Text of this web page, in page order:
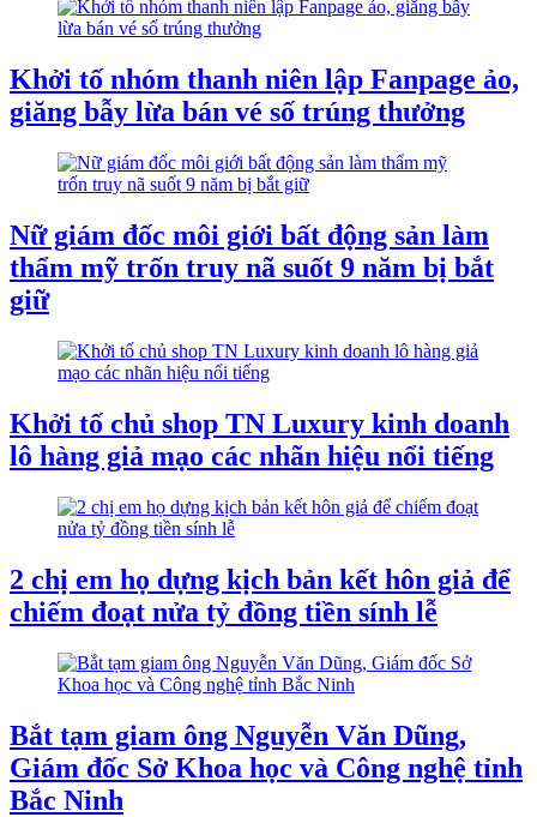
​Khởi tố nhóm thanh niên lập Fanpage ảo,
giăng bẫy lừa bán vé số trúng thưởng
Nữ giám đốc môi giới bất động sản làm
thẩm mỹ trốn truy nã suốt 9 năm bị bắt
giữ
Khởi tố chủ shop TN Luxury kinh doanh
lô hàng giả mạo các nhãn hiệu nổi tiếng
2 chị em họ dựng kịch bản kết hôn giả để
chiếm đoạt nửa tỷ đồng tiền sính lễ
Bắt tạm giam ông Nguyễn Văn Dũng,
Giám đốc Sở Khoa học và Công nghệ tỉnh
Bắc Ninh